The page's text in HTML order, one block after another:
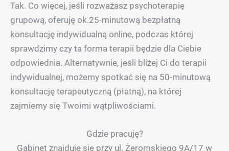
Tak. Co więcej, jeśli rozważasz psychoterapię
grupową, oferuję ok.25-minutową bezpłatną
konsultację indywidualną online, podczas której
sprawdzimy czy ta forma terapii będzie dla Ciebie
odpowiednia. Alternatywnie, jeśli bliżej Ci do terapii
indywidualnej, możemy spotkać się na 50-minutową
konsultację terapeutyczną (płatną), na której
zajmiemy się Twoimi wątpliwościami.
Gdzie pracuję?
Gabinet znajduje się przy ul. Żeromskiego 9A/17 w